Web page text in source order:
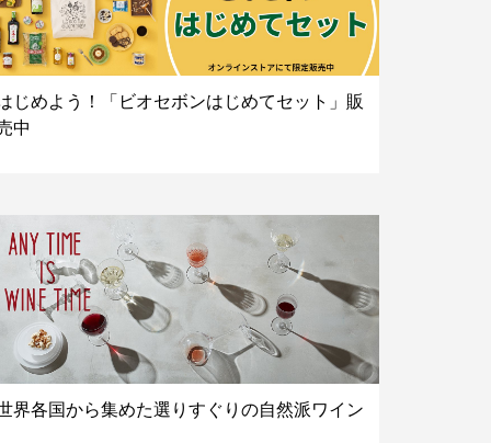
じめよう！「ビオセボンはじめてセット」販
中
界各国から集めた選りすぐりの自然派ワイン